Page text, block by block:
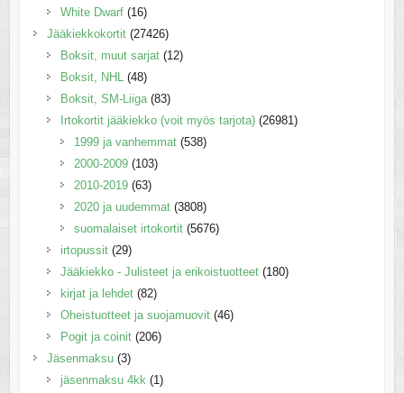
White Dwarf (16)
Jääkiekkokortit (27426)
Boksit, muut sarjat (12)
Boksit, NHL (48)
Boksit, SM-Liiga (83)
Irtokortit jääkiekko (voit myös tarjota) (26981)
1999 ja vanhemmat (538)
2000-2009 (103)
2010-2019 (63)
2020 ja uudemmat (3808)
suomalaiset irtokortit (5676)
irtopussit (29)
Jääkiekko - Julisteet ja erikoistuotteet (180)
kirjat ja lehdet (82)
Oheistuotteet ja suojamuovit (46)
Pogit ja coinit (206)
Jäsenmaksu (3)
jäsenmaksu 4kk (1)